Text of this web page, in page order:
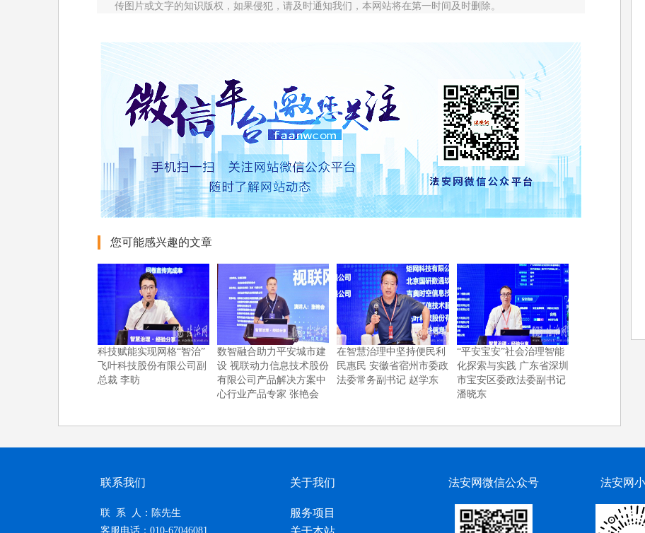
传图片或文字的知识版权，如果侵犯，请及时通知我们，本网站将在第一时间及时删除。
您可能感兴趣的文章
科技赋能实现网格“智治”
飞叶科技股份有限公司副
总裁 李昉
数智融合助力平安城市建
设 视联动力信息技术股份
有限公司产品解决方案中
心行业产品专家 张艳会
在智慧治理中坚持便民利
民惠民 安徽省宿州市委政
法委常务副书记 赵学东
“平安宝安”社会治理智能
化探索与实践 广东省深圳
市宝安区委政法委副书记
潘晓东
联系我们
联 系 人：陈先生
客服电话：010-67046081
关于我们
服务项目
法安网微信公众号 法安网